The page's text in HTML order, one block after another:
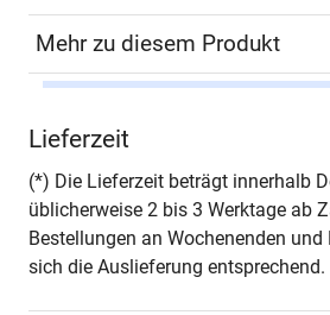
Mehr zu diesem Produkt
Seiten
Jahr
Lieferzeit
(*) Die Lieferzeit beträgt innerhalb
üblicherweise 2 bis 3 Werktage ab
Bestellungen an Wochenenden und
sich die Auslieferung entsprechend.